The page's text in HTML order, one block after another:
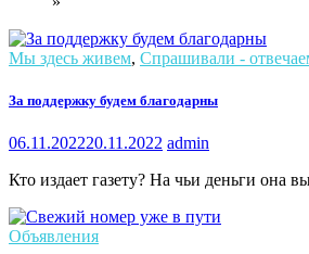
Мы здесь живем, Спрашивали -
За поддержку будем благодарны
06.11.202220.11.2022 admin
Кто издает газету? На чьи деньги она
Объявления